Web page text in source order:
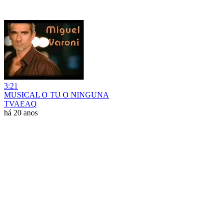
3:21
MUSICAL O TU O NINGUNA
TVAEAQ
há 20 anos